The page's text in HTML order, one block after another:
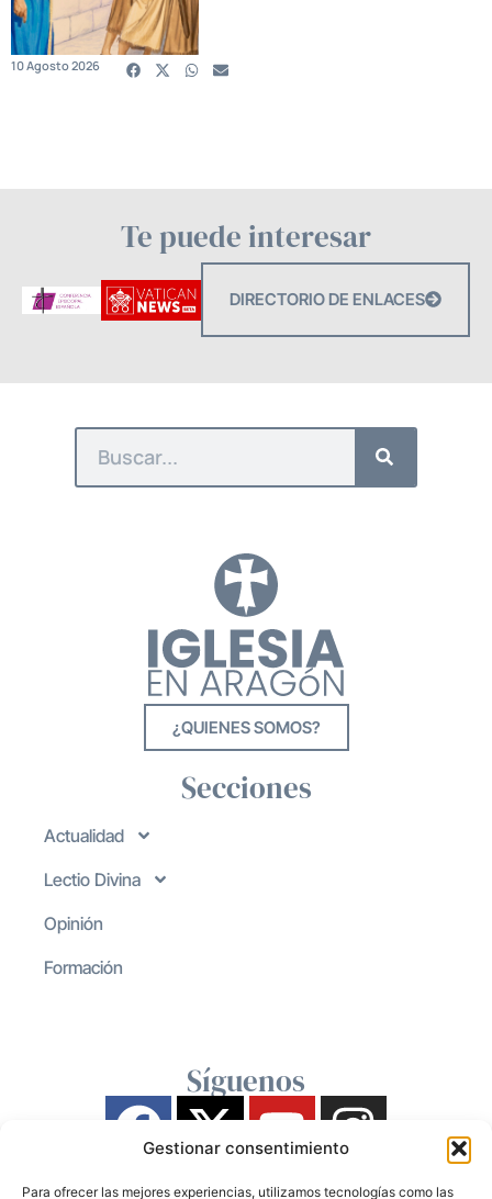
Gestionar consentimiento
Para ofrecer las mejores experiencias, utilizamos tecnologías como las
10 Agosto 2026
Te puede interesar
DIRECTORIO DE ENLACES
¿QUIENES SOMOS?
Secciones
Actualidad
Lectio Divina
Opinión
Formación
Síguenos